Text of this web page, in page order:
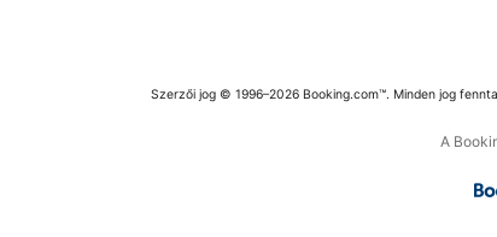
Szerzői jog © 1996–2026 Booking.com™. Minden jog
A